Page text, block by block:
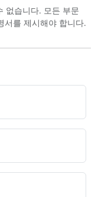
없습니다. 모든 부문
서를 제시해야 합니다.